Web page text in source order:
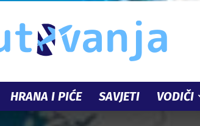
InPutovanja.ba
HRANA I PIĆE SAVJETI VODIČI